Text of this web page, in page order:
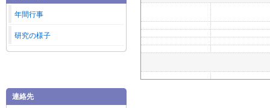
年間行事
研究の様子
連絡先